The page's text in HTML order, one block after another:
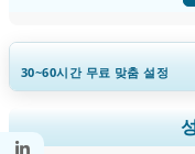
30~60시간무료 맞춤 설정
지역 및 국가 범위 확장, 세